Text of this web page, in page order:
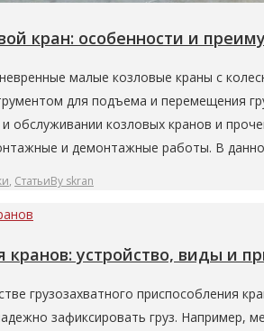
кран: особенности и
малые козловые краны с
для подъема и перемещения
обслуживании козловых кранов и
и демонтажные работы. В
, СтатьиBy skran
устройство, виды и
грузозахватного приспособления
зафиксировать груз. Например,